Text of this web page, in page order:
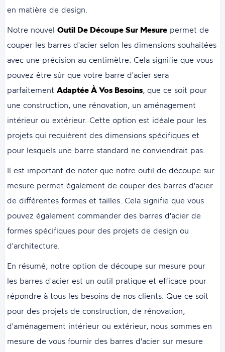
en matière de design.
Notre nouvelOutil De Découpe Sur Mesure permet de
couper les barres d'acier selon les dimensions souhaitées
avec une précision au centimètre. Cela signifie que vous
pouvez être sûr que votre barre d'acier sera
parfaitementAdaptée À Vos Besoins, que ce soit pour
une construction, une rénovation, un aménagement
intérieur ou extérieur. Cette option est idéale pour les
projets qui requièrent des dimensions spécifiques et
pour lesquels une barre standard ne conviendrait pas.
Il est important de noter que notre outil de découpe sur
mesure permet également de couper des barres d'acier
de différentes formes et tailles. Cela signifie que vous
pouvez également commander des barres d'acier de
formes spécifiques pour des projets de design ou
d'architecture.
En résumé, notre option de découpe sur mesure pour
les barres d'acier est un outil pratique et efficace pour
répondre à tous les besoins de nos clients. Que ce soit
pour des projets de construction, de rénovation,
d'aménagement intérieur ou extérieur, nous sommes en
mesure de vous fournir des barres d'acier sur mesure